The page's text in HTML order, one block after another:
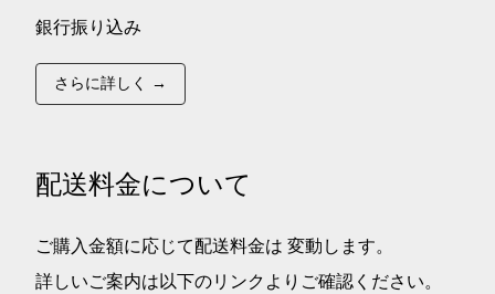
銀行振り込み
さらに詳しく →
配送料金について
ご購入金額に応じて配送料金は 変動します。
詳しいご案内は以下のリンクよりご確認ください。